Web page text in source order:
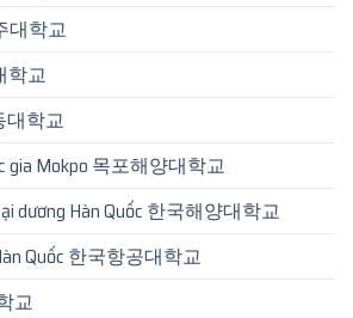
대학교
학교
대학교
gia Mokpo 목포해양대학교
dương Hàn Quốc 한국해양대학교
Quốc 한국항공대학교
교